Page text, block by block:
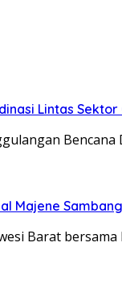
Lintas
Majene
Barat